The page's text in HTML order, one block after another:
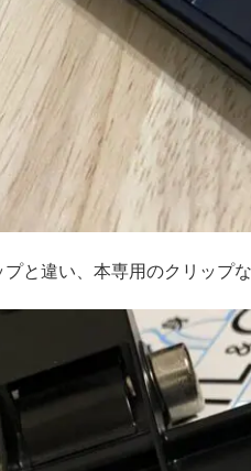
と違い、本専用のクリップ